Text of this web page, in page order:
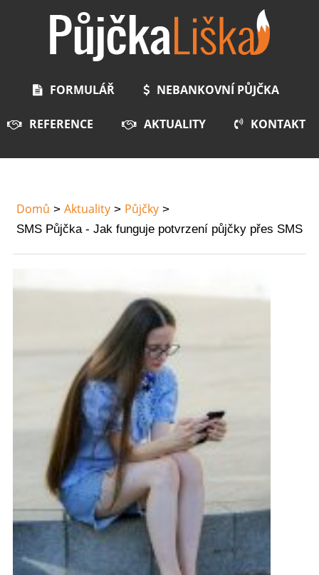
FORMULÁŘ NEBANKOVNÍ PŮJČKA
REFERENCE AKTUALITY KONTAKT
Domů Aktuality Půjčky
SMS Půjčka - Jak funguje potvrzení půjčky přes SMS